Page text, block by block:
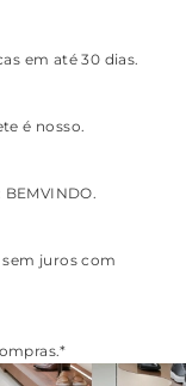
em até 30 dias.
é nosso.
BEMVINDO.
juros com